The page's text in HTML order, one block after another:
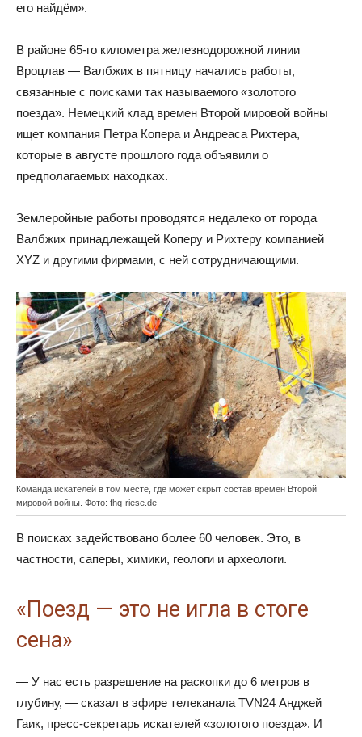
его найдём».
В районе 65-го километра железнодорожной линии
Вроцлав — Валбжих в пятницу начались работы,
связанные с поисками так называемого «золотого
поезда». Немецкий клад времен Второй мировой войны
ищет компания Петра Копера и Андреаса Рихтера,
которые в августе прошлого года объявили о
предполагаемых находках.
Землеройные работы проводятся недалеко от города
Валбжих принадлежащей Коперу и Рихтеру компанией
XYZ и другими фирмами, с ней сотрудничающими.
Команда искателей в том месте, где может скрыт состав времен Второй
мировой войны. Фото: fhq-riese.de
В поисках задействовано более 60 человек. Это, в
частности, саперы, химики, геологи и археологи.
«Поезд — это не игла в стоге
сена»
— У нас есть разрешение на раскопки до 6 метров в
глубину, — сказал в эфире телеканала TVN24 Анджей
Гаик, пресс-секретарь искателей «золотого поезда». И